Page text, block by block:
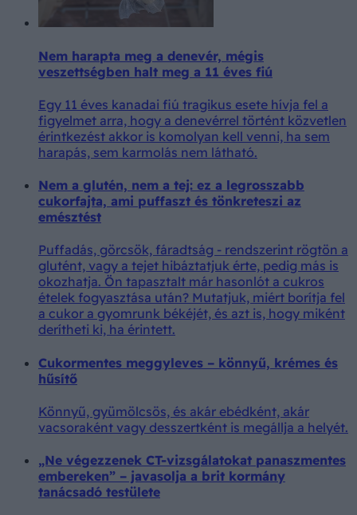
Nem harapta meg a denevér, mégis
veszettségben halt meg a 11 éves fiú
Egy 11 éves kanadai fiú tragikus esete hívja fel a
figyelmet arra, hogy a denevérrel történt közvetlen
érintkezést akkor is komolyan kell venni, ha sem
harapás, sem karmolás nem látható.
Nem a glutén, nem a tej: ez a legrosszabb
cukorfajta, ami puffaszt és tönkreteszi az
emésztést
Puffadás, görcsök, fáradtság - rendszerint rögtön a
glutént, vagy a tejet hibáztatjuk érte, pedig más is
okozhatja. Ön tapasztalt már hasonlót a cukros
ételek fogyasztása után? Mutatjuk, miért borítja fel
a cukor a gyomrunk békéjét, és azt is, hogy miként
derítheti ki, ha érintett.
Cukormentes meggyleves – könnyű, krémes és
hűsítő
Könnyű, gyümölcsös, és akár ebédként, akár
vacsoraként vagy desszertként is megállja a helyét.
„Ne végezzenek CT-vizsgálatokat panaszmentes
embereken” – javasolja a brit kormány
tanácsadó testülete